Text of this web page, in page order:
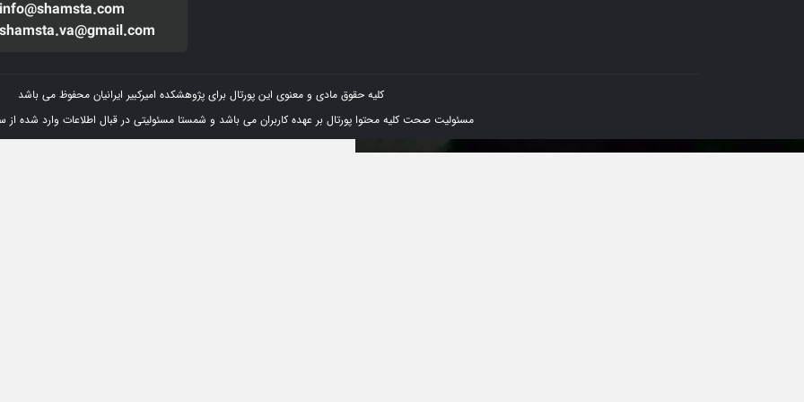
info@shamsta.com
shamsta.va@gmail.com
کلیه حقوق مادی و معنوی این پورتال برای پژوهشکده امیرکبیر ایرانیان محفوظ می باشد
مسئولیت صحت کلیه محتوا پورتال بر عهده کاربران می باشد و شمستا مسئولیتی در قبال اطلاعات وارد شده از